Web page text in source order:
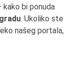
kako bi ponuda
. Ukoliko ste
našeg portala,